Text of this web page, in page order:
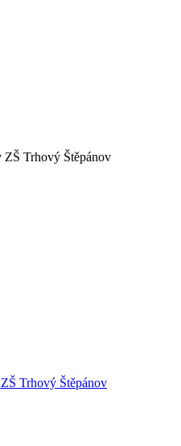
Trhový Štěpánov
Trhový Štěpánov